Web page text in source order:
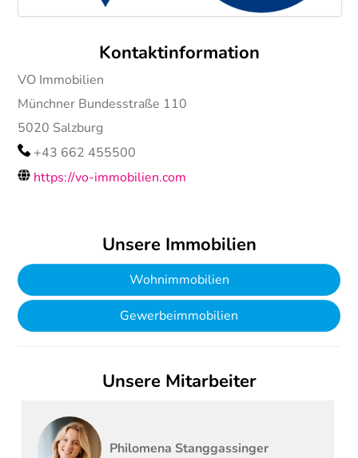
Kontaktinformation
VO Immobilien
Münchner Bundesstraße 110
5020 Salzburg
+43 662 455500
https://vo-immobilien.com
Unsere Immobilien
Wohnimmobilien
Gewerbeimmobilien
Unsere Mitarbeiter
Philomena Stanggassinger